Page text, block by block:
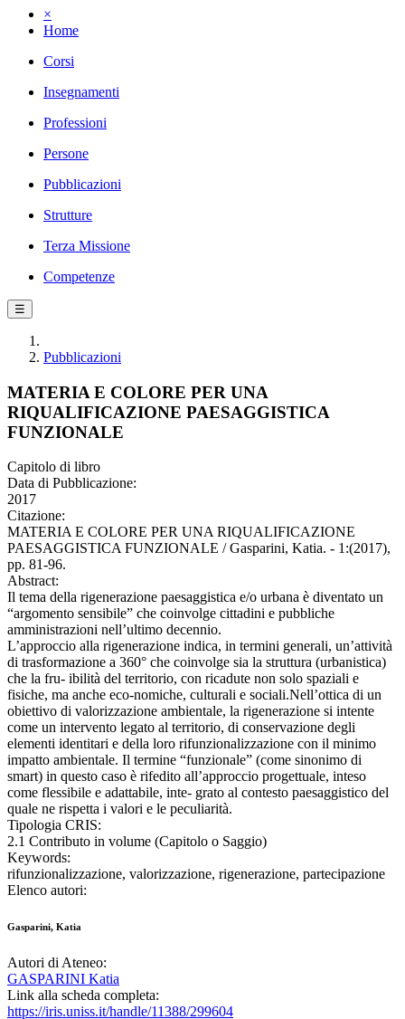
×
Home
Corsi
Insegnamenti
Professioni
Persone
Pubblicazioni
Strutture
Terza Missione
Competenze
☰
Pubblicazioni
MATERIA E COLORE PER UNA
RIQUALIFICAZIONE PAESAGGISTICA
FUNZIONALE
Capitolo di libro
Data di Pubblicazione:
2017
Citazione:
MATERIA E COLORE PER UNA RIQUALIFICAZIONE
PAESAGGISTICA FUNZIONALE / Gasparini, Katia. - 1:(2017),
pp. 81-96.
Abstract:
Il tema della rigenerazione paesaggistica e/o urbana è diventato un
“argomento sensibile” che coinvolge cittadini e pubbliche
amministrazioni nell’ultimo decennio.
L’approccio alla rigenerazione indica, in termini generali, un’attività
di trasformazione a 360° che coinvolge sia la struttura (urbanistica)
che la fru- ibilità del territorio, con ricadute non solo spaziali e
fisiche, ma anche eco-nomiche, culturali e sociali.Nell’ottica di un
obiettivo di valorizzazione ambientale, la rigenerazione si intente
come un intervento legato al territorio, di conservazione degli
elementi identitari e della loro rifunzionalizzazione con il minimo
impatto ambientale. Il termine “funzionale” (come sinonimo di
smart) in questo caso è rifedito all’approccio progettuale, inteso
come flessibile e adattabile, inte- grato al contesto paesaggistico del
quale ne rispetta i valori e le peculiarità.
Tipologia CRIS:
2.1 Contributo in volume (Capitolo o Saggio)
Keywords:
rifunzionalizzazione, valorizzazione, rigenerazione, partecipazione
Elenco autori:
Gasparini, Katia
Autori di Ateneo:
GASPARINI Katia
Link alla scheda completa:
https://iris.uniss.it/handle/11388/299604